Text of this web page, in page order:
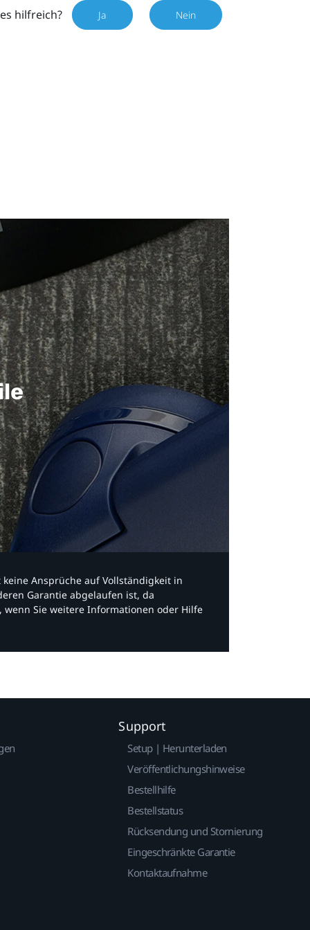
hilfreich? Ja Nein
Ansprüche auf Vollständigkeit in
Garantie abgelaufen ist, da
, wenn Sie weitere Informationen oder Hilfe
Support
Setup | Herunterladen
Veröffentlichungshinweise
Bestellhilfe
Bestellstatus
Rücksendung und Stornierung
Eingeschränkte Garantie
Kontaktaufnahme